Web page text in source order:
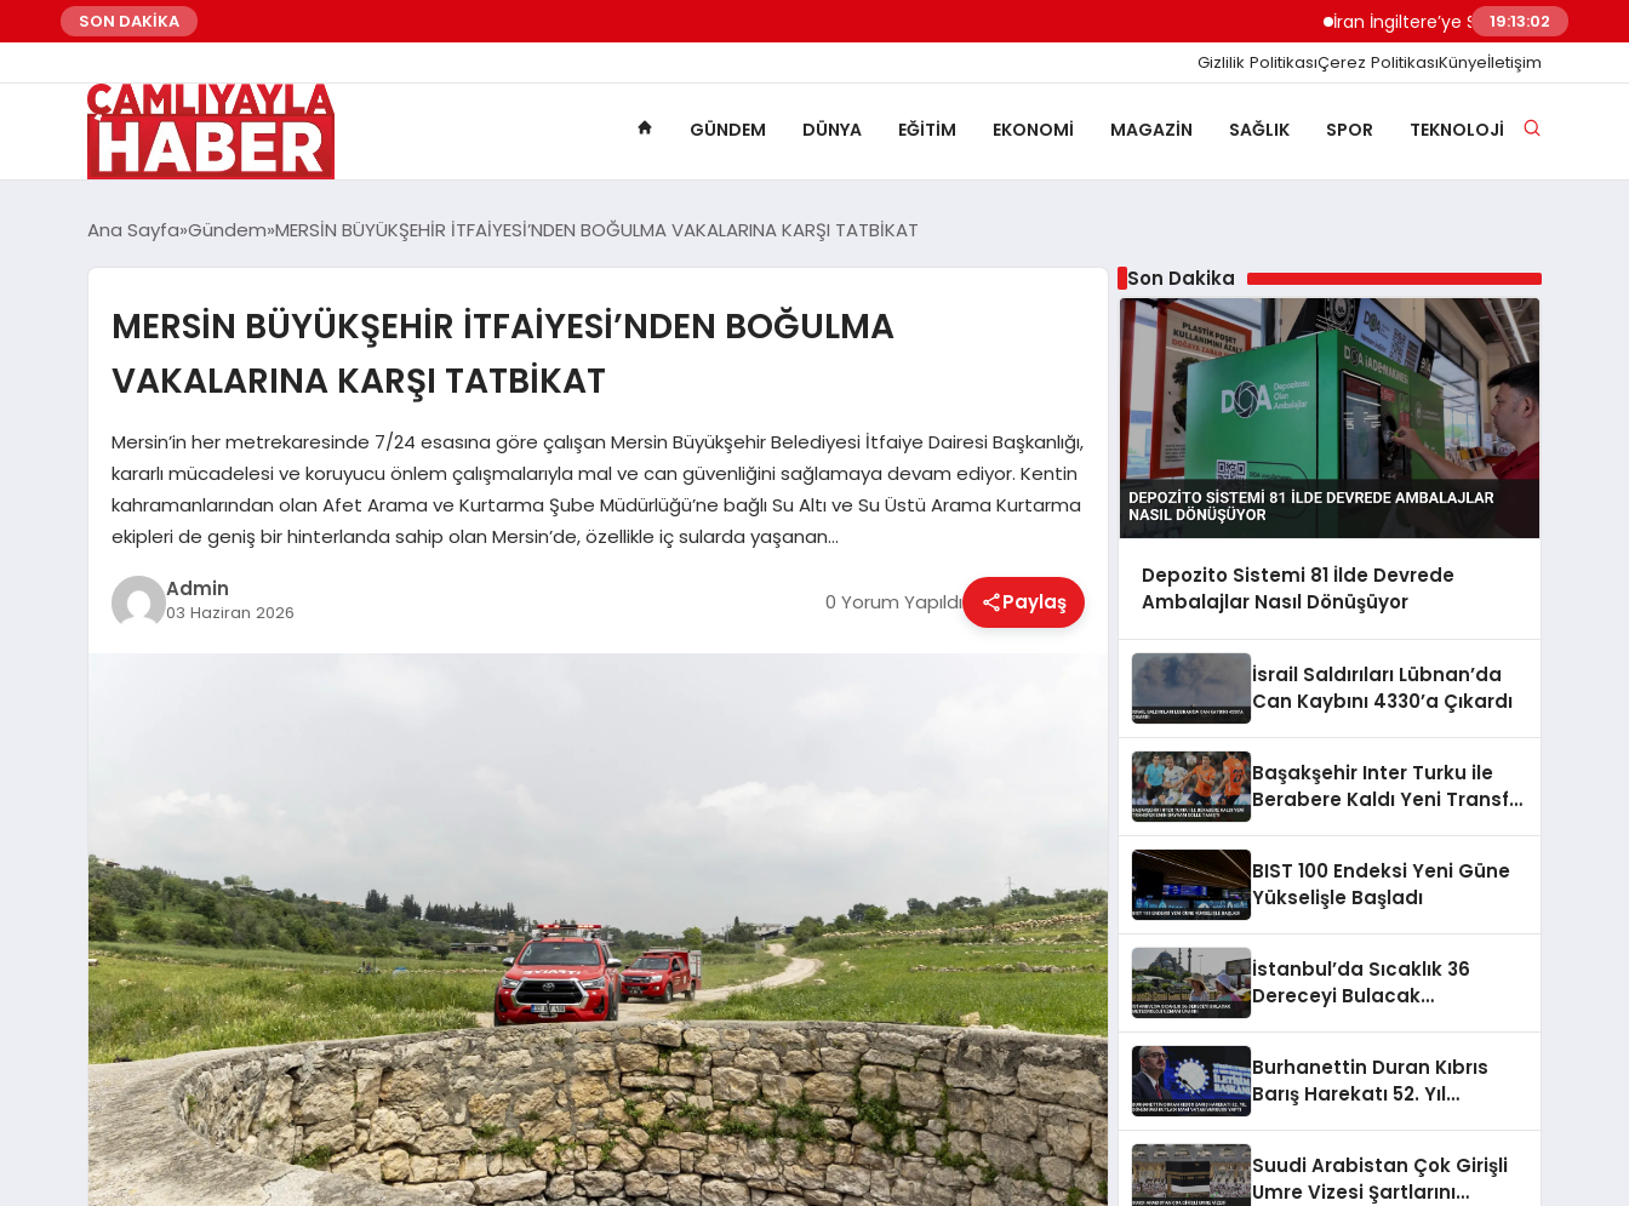
SON DAKİKA İran İngiltere’ye Sert Uyardı Saldırı Üssü
19:13:04
Gizlilik PolitikasıÇerez PolitikasıKünyeİletişim
GÜNDEM DÜNYA EĞITIM EKONOMI MAGAZIN SAĞLIK SPOR TEKNOLOJI
Ana Sayfa Gündem MERSİN BÜYÜKŞEHİR İTFAİYESİ’NDEN BOĞULMA VAKALARINA KARŞI TATBİKAT
MERSİN BÜYÜKŞEHİR İTFAİYESİ’NDEN BOĞULMA
VAKALARINA KARŞI TATBİKAT
Mersin’in her metrekaresinde 7/24 esasına göre çalışan Mersin Büyükşehir Belediyesi İtfaiye Dairesi Başkanlığı,
kararlı mücadelesi ve koruyucu önlem çalışmalarıyla mal ve can güvenliğini sağlamaya devam ediyor. Kentin
kahramanlarından olan Afet Arama ve Kurtarma Şube Müdürlüğü’ne bağlı Su Altı ve Su Üstü Arama Kurtarma
ekipleri de geniş bir hinterlanda sahip olan Mersin’de, özellikle iç sularda yaşanan…
Admin
03 Haziran 2026 0 Yorum Yapıldı Paylaş
Son Dakika
Depozito Sistemi 81 İlde Devrede
Ambalajlar Nasıl Dönüşüyor
İsrail Saldırıları Lübnan’da
Can Kaybını 4330’a Çıkardı
Başakşehir Inter Turku ile
Berabere Kaldı Yeni Transfer
BIST 100 Endeksi Yeni Güne
Yükselişle Başladı
İstanbul’da Sıcaklık 36
Dereceyi Bulacak
Burhanettin Duran Kıbrıs
Barış Harekatı 52. Yıl
Suudi Arabistan Çok Girişli
Umre Vizesi Şartlarını